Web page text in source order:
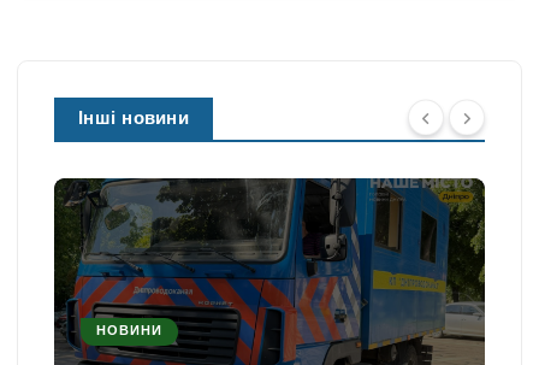
Інші новини
НОВИНИ